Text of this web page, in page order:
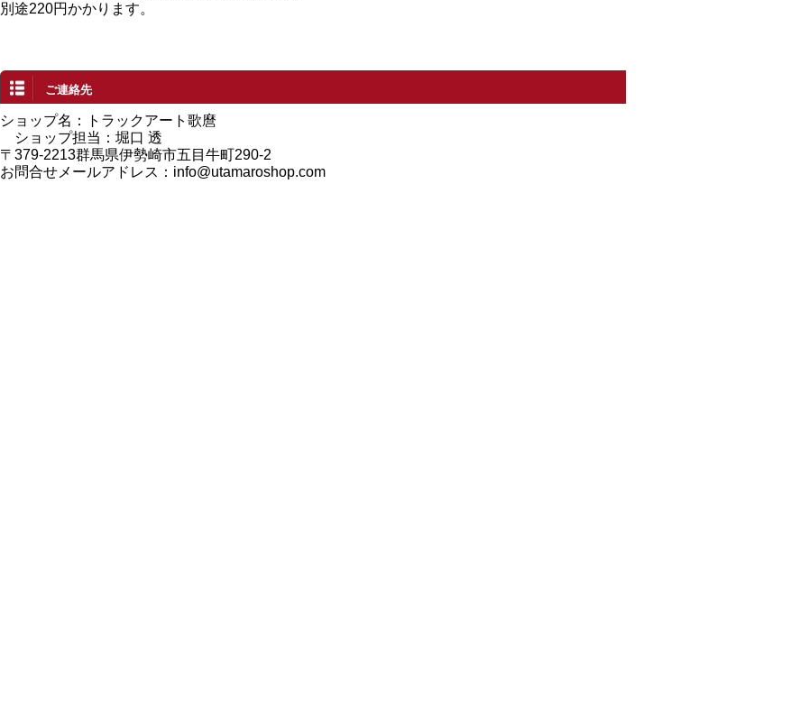
別途220円かかります。
ご連絡先
ショップ名：トラックアート歌麿
ショップ担当：堀口 透
〒379-2213群馬県伊勢崎市五目牛町290-2
お問合せメールアドレス： info@utamaroshop.com